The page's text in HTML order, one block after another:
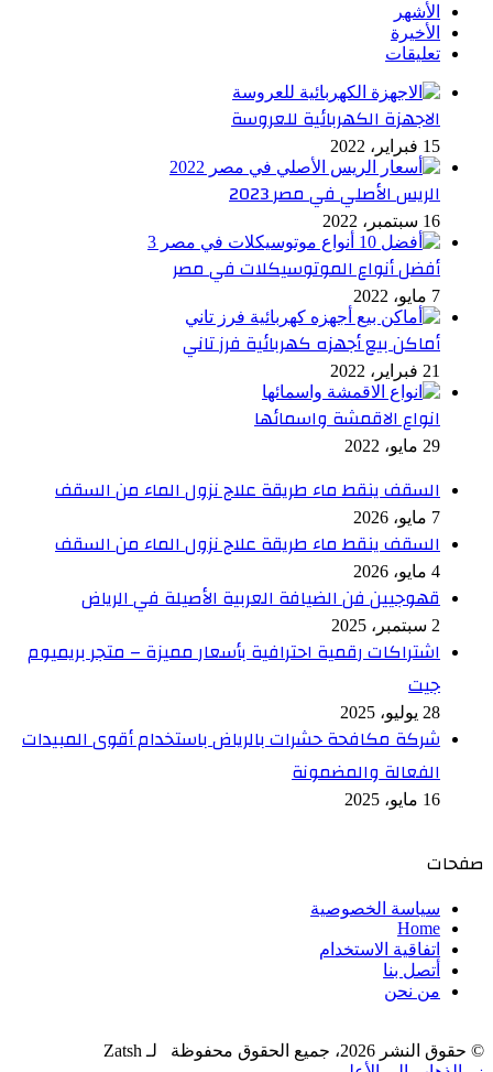
الأشهر
الأخيرة
تعليقات
الاجهزة الكهربائية للعروسة
15 فبراير، 2022
الريس الأصلي في مصر 2023
16 سبتمبر، 2022
أفضل أنواع الموتوسيكلات في مصر
7 مايو، 2022
أماكن بيع أجهزه كهربائية فرز تاني
21 فبراير، 2022
انواع الاقمشة واسمائها
29 مايو، 2022
السقف ينقط ماء طريقة علاج نزول الماء من السقف
7 مايو، 2026
السقف ينقط ماء طريقة علاج نزول الماء من السقف
4 مايو، 2026
قهوجيين فن الضيافة العربية الأصيلة في الرياض
2 سبتمبر، 2025
اشتراكات رقمية احترافية بأسعار مميزة – متجر بريميوم
جيت
28 يوليو، 2025
شركة مكافحة حشرات بالرياض باستخدام أقوى المبيدات
الفعالة والمضمونة
16 مايو، 2025
صفحات
سياسة الخصوصية
Home
اتفاقية الاستخدام
أتصل بنا
من نحن
© حقوق النشر 2026، جميع الحقوق محفوظة لـ Zatsh